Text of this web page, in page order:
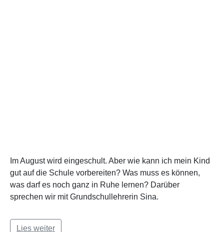
Im August wird eingeschult. Aber wie kann ich mein Kind
gut auf die Schule vorbereiten? Was muss es können,
was darf es noch ganz in Ruhe lernen? Darüber
sprechen wir mit Grundschullehrerin Sina.
Lies weiter